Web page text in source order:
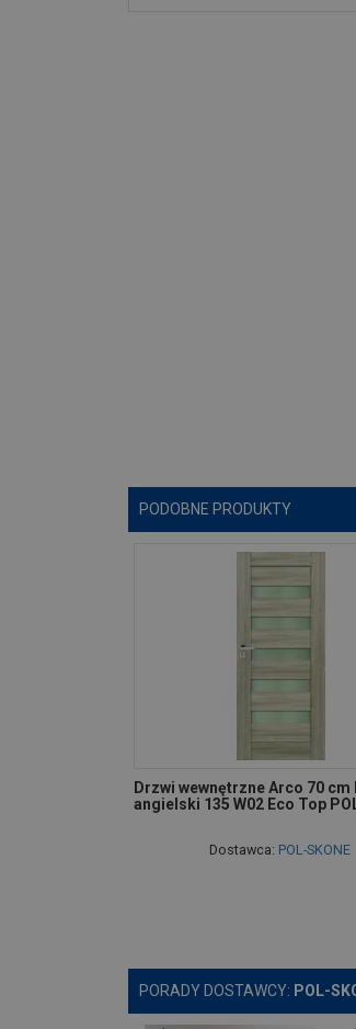
PODOBNE PRODUKTY
Drzwi wewnętrzne Arco 70 cm
angielski 135 W02 Eco Top
Dostawca: POL-SKONE
PORADY DOSTAWCY: POL-